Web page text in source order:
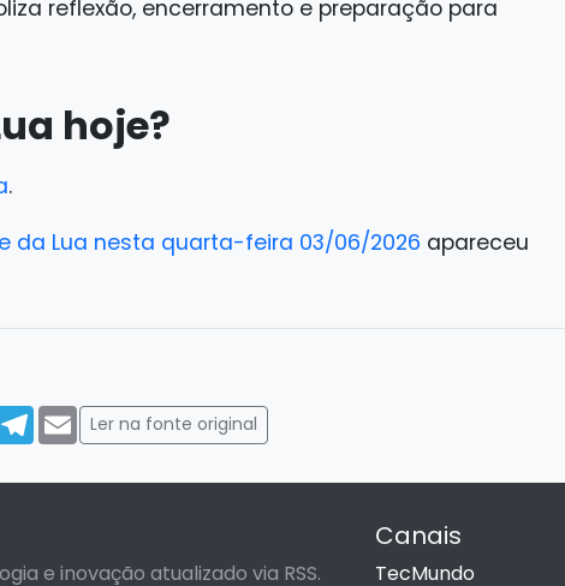
reflexão, encerramento e preparação para
hoje?
.
da Lua nesta quarta-feira 03/06/2026 apareceu
Telegram
Email
Ler na fonte original
e inovação atualizado via RSS.
Canais
TecMundo